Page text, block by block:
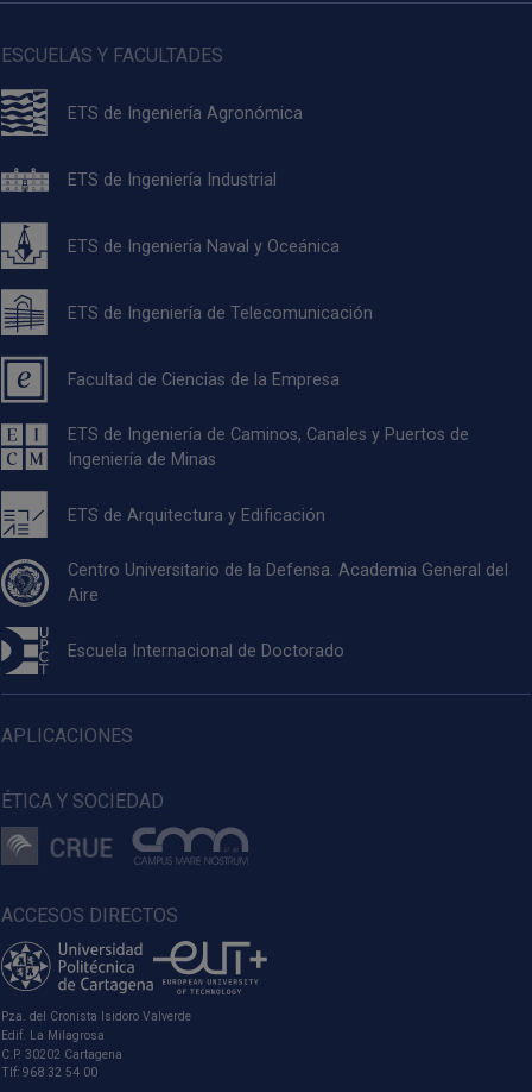
ACCESOS DIRECTOS
Pza. del Cronista Isidoro Valverde
Edif. La Milagrosa
C.P. 30202 Cartagena
Tlf: 968 32 54 00
APLICACIONES
ÉTICA Y SOCIEDAD
ESCUELAS Y FACULTADES
ETS de Ingeniería Agronómica
ETS de Ingeniería Industrial
ETS de Ingeniería Naval y Oceánica
ETS de Ingeniería de Telecomunicación
Facultad de Ciencias de la Empresa
ETS de Ingeniería de Caminos, Canales y Puertos de
Ingeniería de Minas
ETS de Arquitectura y Edificación
Centro Universitario de la Defensa. Academia General del
Aire
Escuela Internacional de Doctorado